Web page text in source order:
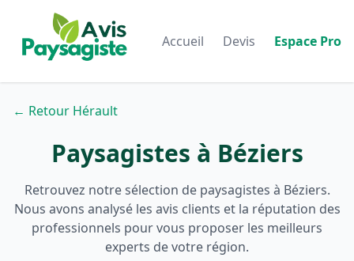
Accueil Devis Espace Pro
← Retour Hérault
Paysagistes à Béziers
Retrouvez notre sélection de paysagistes à Béziers.
Nous avons analysé les avis clients et la réputation des
professionnels pour vous proposer les meilleurs
experts de votre région.